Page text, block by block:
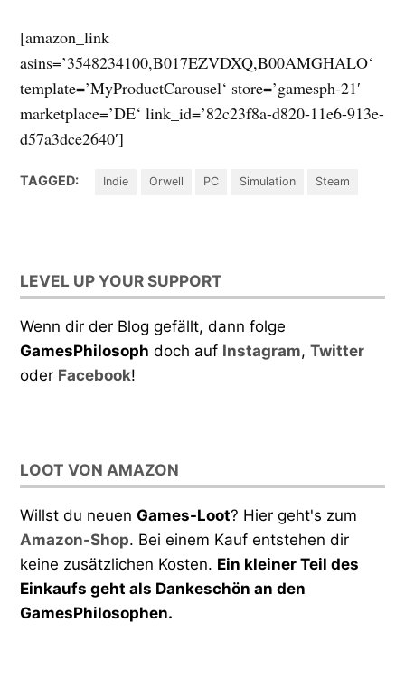
[amazon_link
asins=’3548234100,B017EZVDXQ,B00AMGHALO‘
template=’MyProductCarousel‘ store=’gamesph-21′
marketplace=’DE‘ link_id=’82c23f8a-d820-11e6-913e-
d57a3dce2640′]
TAGGED: Indie Orwell PC Simulation Steam
LEVEL UP YOUR SUPPORT
Wenn dir der Blog gefällt, dann folge
GamesPhilosoph doch auf Instagram,Twitter
oder Facebook!
LOOT VON AMAZON
Willst du neuenGames-Loot? Hier geht's zum
Amazon-Shop. Bei einem Kauf entstehen dir
keine zusätzlichen Kosten. Ein kleiner Teil des
Einkaufs geht als Dankeschön an den
GamesPhilosophen.